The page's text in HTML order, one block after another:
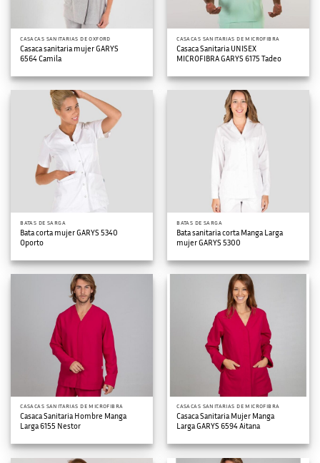
CASACAS SANITARIAS DE OXFORD
Casaca sanitaria mujer GARYS
6564 Camila
CASACAS SANITARIAS DE MICROFIBRA
Casaca Sanitaria UNISEX
MICROFIBRA GARYS 6175 Tadeo
BATAS DE SARGA
Bata corta mujer GARYS 5340
Oporto
BATAS DE SARGA
Bata sanitaria corta Manga Larga
mujer GARYS 5300
CASACAS SANITARIAS DE MICROFIBRA
Casaca Sanitaria Hombre Manga
Larga 6155 Nestor
CASACAS SANITARIAS DE MICROFIBRA
Casaca Sanitaria Mujer Manga
Larga GARYS 6594 Aitana